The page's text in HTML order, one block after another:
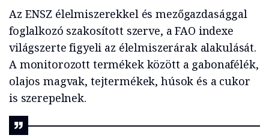
Az ENSZ élelmiszerekkel és mezőgazdasággal
foglalkozó szakosított szerve, a FAO indexe
világszerte figyeli az élelmiszerárak alakulását.
A monitorozott termékek között a gabonafélék,
olajos magvak, tejtermékek, húsok és a cukor
is szerepelnek.